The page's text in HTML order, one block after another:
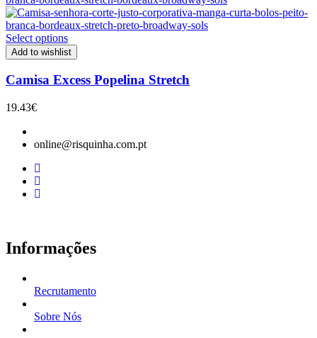
Select options
Add to wishlist
Camisa Excess Popelina Stretch
19.43€
online@risquinha.com.pt
Informações
Recrutamento
Sobre Nós